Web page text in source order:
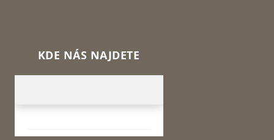
KDE NÁS NAJDETE